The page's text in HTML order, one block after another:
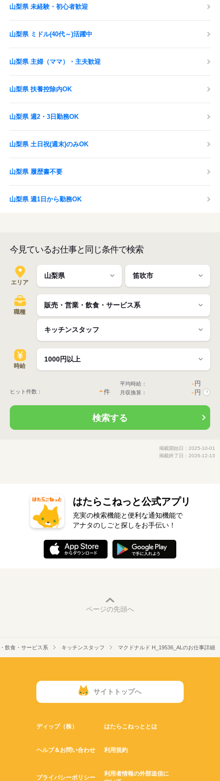
山梨県 未経験・初心者歓迎
山梨県 ミドル(40代～)活躍中
山梨県 主婦（ママ）・主夫歓迎
山梨県 扶養控除内OK
山梨県 週2・3日勤務OK
山梨県 土日祝(週末)のみOK
山梨県 履歴書不要
山梨県 週1日から勤務OK
今見ているお仕事と同じ条件で検索
エリア
職種
時給
ヒット件数： -件
平均時給： - 円
月収換算： - 円 ?
検索する
掲載開始日：2025-10-01
掲載終了日：2026-12-13
はたらこねっと公式アプリ
充実の検索機能と便利な通知機能で
アナタのしごと探しをお手伝い！
ページの先頭へ
飲食・サービス系 キッチンスタッフ マクドナルド H_19536_ALのお仕事詳細
サイトトップへ
ディップ（株） はたらこねっととは
ヘルプ＆お問い合わせ 利用規約
プライバシーポリシー
利用者情報の外部送信に